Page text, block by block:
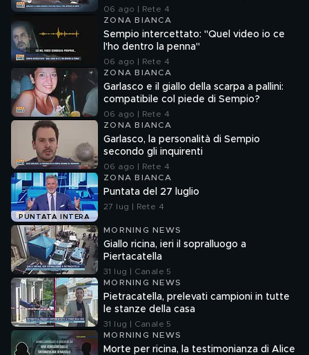
06 ago | Rete 4
ZONA BIANCA
Sempio intercettato: "Quel video io ce
l'ho dentro la penna"
06 ago | Rete 4
ZONA BIANCA
Garlasco e il giallo della scarpa a pallini:
compatibile col piede di Sempio?
06 ago | Rete 4
ZONA BIANCA
Garlasco, la personalità di Sempio
secondo gli inquirenti
06 ago | Rete 4
PUNTATA INTERA
ZONA BIANCA
Puntata del 27 luglio
27 lug | Rete 4
MORNING NEWS
Giallo ricina, ieri il sopralluogo a
Piertacatella
31 lug | Canale 5
MORNING NEWS
Pietracatella, prelevati campioni in tutte
le stanze della casa
31 lug | Canale 5
MORNING NEWS
Morte per ricina, la testimonianza di Alice